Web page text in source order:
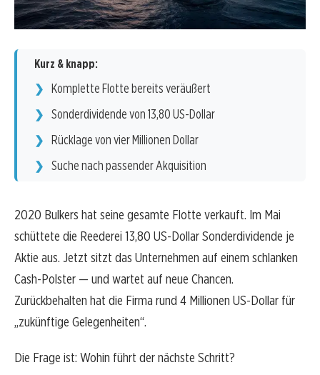
Kurz & knapp:
Komplette Flotte bereits veräußert
Sonderdividende von 13,80 US-Dollar
Rücklage von vier Millionen Dollar
Suche nach passender Akquisition
2020 Bulkers hat seine gesamte Flotte verkauft. Im Mai
schüttete die Reederei 13,80 US-Dollar Sonderdividende je
Aktie aus. Jetzt sitzt das Unternehmen auf einem schlanken
Cash-Polster — und wartet auf neue Chancen.
Zurückbehalten hat die Firma rund 4 Millionen US-Dollar für
„zukünftige Gelegenheiten“.
Die Frage ist: Wohin führt der nächste Schritt?